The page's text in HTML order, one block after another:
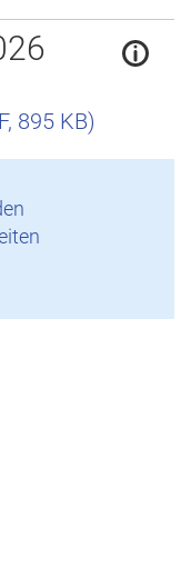
895 KB)